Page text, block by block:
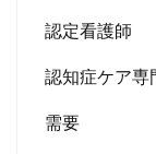
認定看護師
認知症ケア専
需要